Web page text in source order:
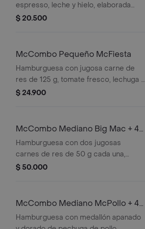
espresso, leche y hielo, elaborada
con café 100 % colombiano,
$ 20.500
McCombo Pequeño McFiesta
Hamburguesa con jugosa carne de
res de 125 g, tomate fresco, lechuga y
salsa de tomate, en pan suave sin
elección.
$ 24.900
McCombo Mediano Big Mac + 4
Nuggets
Hamburguesa con dos jugosas
carnes de res de 50 g cada una,
cebolla, lechuga fresca, pepinillos,
Mac™, en pan dorado con ajonjolí.
medianas crujientes, bebida mediana
$ 50.000
McCombo Mediano McPollo + 4
Chicken McNuggets
Hamburguesa con medallón apanado